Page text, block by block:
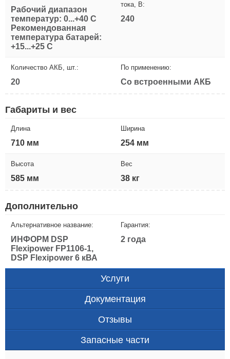
Рабочий диапазон
температур: 0...+40 С
Рекомендованная
температура батарей:
+15...+25 С
тока, В:
240
Количество АКБ, шт.:
20
По применению:
Со встроенными АКБ
Габариты и вес
Длина
710 мм
Ширина
254 мм
Высота
585 мм
Вес
38 кг
Дополнительно
Альтернативное название:
ИНФОРМ DSP
Flexipower FP1106-1,
DSP Flexipower 6 кВА
Гарантия:
2 года
Услуги
Документация
Отзывы
Запасные части